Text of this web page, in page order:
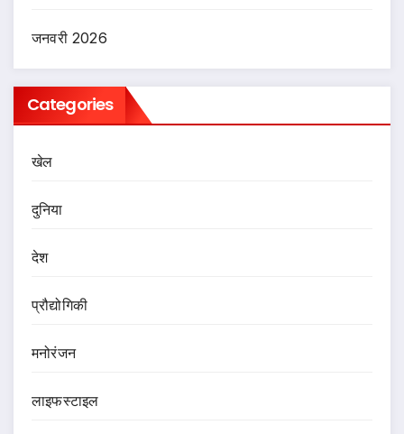
जनवरी 2026
Categories
खेल
दुनिया
देश
प्रौद्योगिकी
मनोरंजन
लाइफस्टाइल